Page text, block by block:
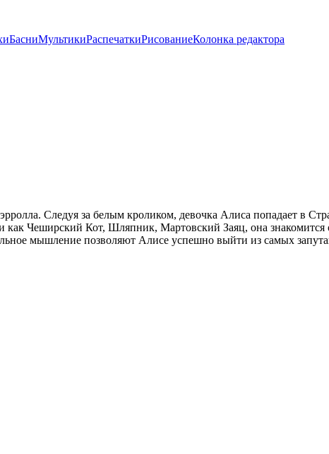
БасниМультикиРаспечаткиРисованиеКолонка редактора
Следуя за белым кроликом, девочка Алиса попадает в
Чеширский Кот, Шляпник, Мартовский Заяц, она знакомится
мышление позволяют Алисе успешно выйти из самых